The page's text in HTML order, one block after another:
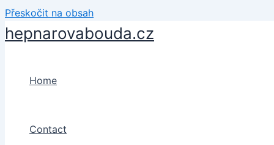
Přeskočit na obsah
hepnarovabouda.cz
Home
Contact